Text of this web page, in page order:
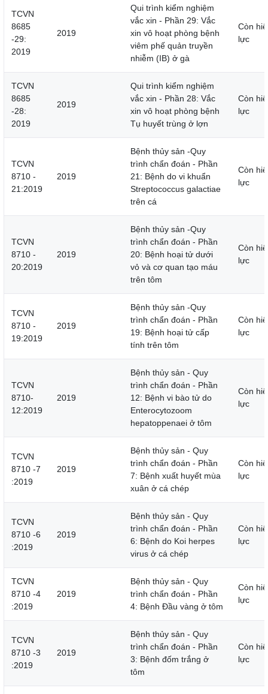
TCVN
8685
-29:
2019
2019
Qui trình kiểm nghiệm
vắc xin - Phần 29: Vắc
xin vô hoạt phòng bệnh
viêm phế quản truyền
nhiễm (IB) ở gà
Còn
lực
TCVN
8685
-28:
2019
2019
Qui trình kiểm nghiệm
vắc xin - Phần 28: Vắc
xin vô hoạt phòng bệnh
Tụ huyết trùng ở lợn
Còn
lực
TCVN
8710 -
21:2019
2019
Bệnh thủy sản -Quy
trình chẩn đoán - Phần
21: Bệnh do vi khuẩn
Streptococcus galactiae
trên cá
Còn
lực
TCVN
8710 -
20:2019
2019
Bệnh thủy sản -Quy
trình chẩn đoán - Phần
20: Bệnh hoại tử dưới
vỏ và cơ quan tạo máu
trên tôm
Còn
lực
TCVN
8710 -
19:2019
2019
Bệnh thủy sản -Quy
trình chẩn đoán - Phần
19: Bệnh hoại tử cấp
tính trên tôm
Còn
lực
TCVN
8710-
12:2019
2019
Bệnh thủy sản - Quy
trình chẩn đoán - Phần
12: Bệnh vi bào tử do
Enterocytozoom
hepatoppenaei ở tôm
Còn
lực
TCVN
8710 -7
:2019
2019
Bệnh thủy sản - Quy
trình chẩn đoán - Phần
7: Bệnh xuất huyết mùa
xuân ở cá chép
Còn
lực
TCVN
8710 -6
:2019
2019
Bệnh thủy sản - Quy
trình chẩn đoán - Phần
6: Bệnh do Koi herpes
virus ở cá chép
Còn
lực
TCVN
8710 -4
:2019
2019
Bệnh thủy sản - Quy
trình chẩn đoán - Phần
4: Bệnh Đầu vàng ở tôm
Còn
lực
TCVN
8710 -3
:2019
2019
Bệnh thủy sản - Quy
trình chẩn đoán - Phần
3: Bệnh đốm trắng ở
tôm
Còn
lực